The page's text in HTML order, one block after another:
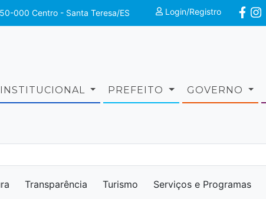
000 Centro - Santa Teresa/ES Login/Registro
INSTITUCIONAL PREFEITO GOVERNO
Transparência Turismo Serviços e Programas